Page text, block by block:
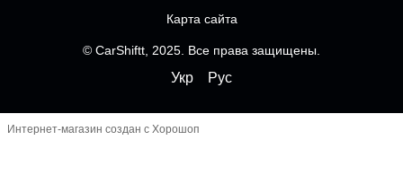
Карта сайта
© CarShiftt, 2025. Все права защищены.
Укр Рус
Интернет-магазин создан с Хорошоп